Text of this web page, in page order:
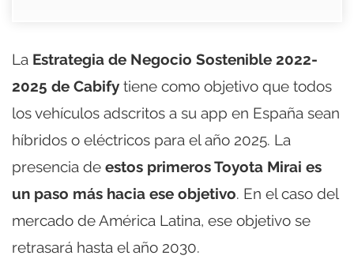
La Estrategia de Negocio Sostenible 2022-
2025 de Cabify tiene como objetivo que todos
los vehículos adscritos a su app en España sean
híbridos o eléctricos para el año 2025. La
presencia de estos primeros Toyota Mirai es
un paso más hacia ese objetivo. En el caso del
mercado de América Latina, ese objetivo se
retrasará hasta el año 2030.